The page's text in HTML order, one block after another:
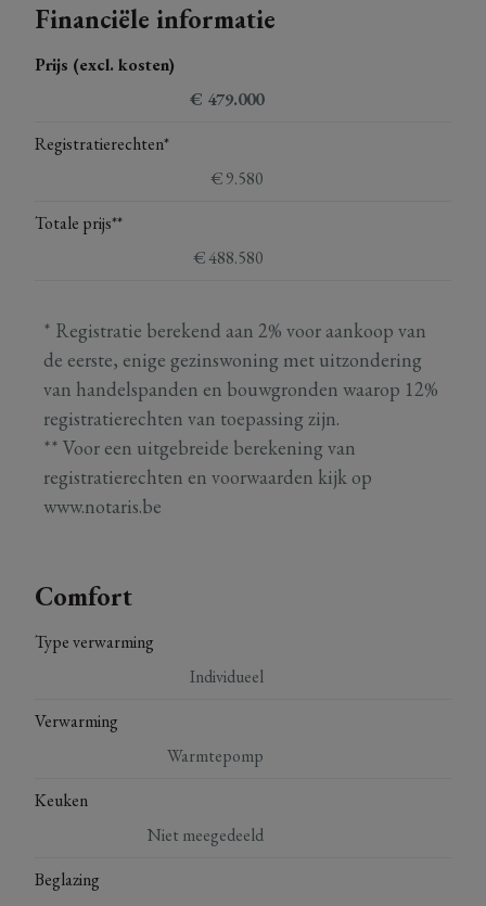
Financiële informatie
Prijs (excl. kosten)
€ 479.000
Registratierechten*
€ 9.580
Totale prijs**
€ 488.580
* Registratie berekend aan 2% voor aankoop van
de eerste, enige gezinswoning met uitzondering
van handelspanden en bouwgronden waarop 12%
registratierechten van toepassing zijn.
** Voor een uitgebreide berekening van
registratierechten en voorwaarden kijk op
www.notaris.be
Comfort
Type verwarming
Individueel
Verwarming
Warmtepomp
Keuken
Niet meegedeeld
Beglazing